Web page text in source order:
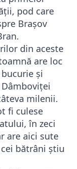
pod care
Brașov
din aceste
are loc
și
milenii.
fi culese
în zeci
are aici sute
bătrâni știu